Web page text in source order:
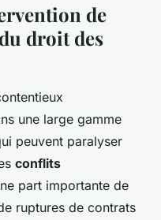
de
droit des
une large gamme
peuvent paralyser
conflits
part importante de
ruptures de contrats